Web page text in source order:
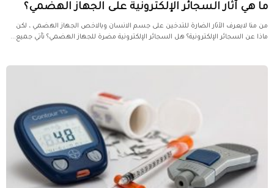
ما هي آثار السجائر الإلكترونية على الجهاز الهضمي؟
من منا لايعرف الآثار الضارة للتدخين على جسم الانسان وبالاخص الجهاز الهضمي ، لكن
ماذا عن السجائر الإلكترونية؟ هل السجائر الإلكترونية مضرة للجهاز الهضمي؟ تأتي جميع...